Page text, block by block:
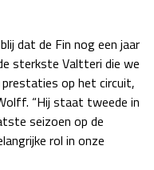
dat de Fin nog een jaar
sterkste Valtteri die we
op het circuit,
“Hij staat tweede in
seizoen op de
rol in onze